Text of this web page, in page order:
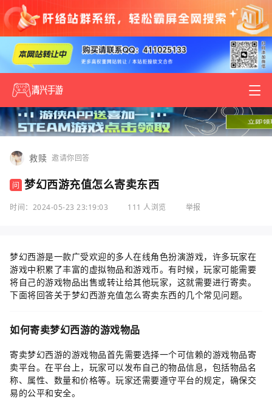
救赎 邀请你回答
问 梦幻西游充值怎么寄卖东西
时间：2024-05-23 23:19:03 111 人浏览 举报
梦幻西游是一款广受欢迎的多人在线角色扮演游戏，许多玩家在
游戏中积累了丰富的虚拟物品和游戏币。有时候，玩家可能需要
将自己的游戏物品出售或转让给其他玩家，这就需要进行寄卖。
下面将回答关于梦幻西游充值怎么寄卖东西的几个常见问题。
如何寄卖梦幻西游的游戏物品
寄卖梦幻西游的游戏物品首先需要选择一个可信赖的游戏物品寄
卖平台。在平台上，玩家可以发布自己的物品信息，包括物品名
称、属性、数量和价格等。玩家还需要遵守平台的规定，确保交
易的公平和安全。